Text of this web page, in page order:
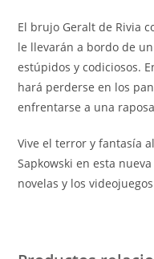
El brujo Geralt de Rivia
le llevarán a bordo de
estúpidos y codiciosos.
hará perderse en los
enfrentarse a una
Vive el terror y fantasía
Sapkowski en esta
novelas y los